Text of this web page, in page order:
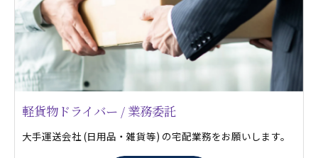
軽貨物ドライバー / 業務委託
大手運送会社 (日用品・雑貨等) の宅配業務をお願いします。